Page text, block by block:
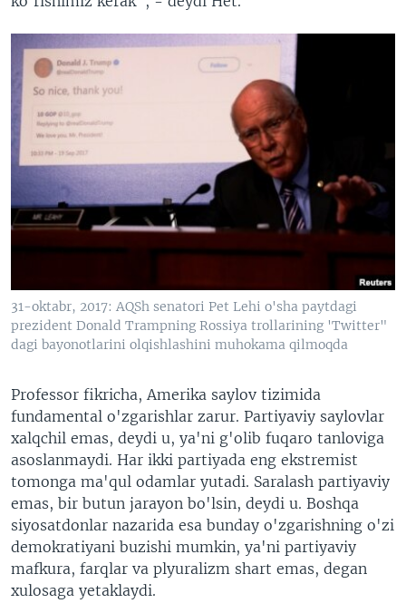
31-oktabr, 2017: AQSh senatori Pet Lehi o'sha paytdagi
prezident Donald Trampning Rossiya trollarining 'Twitter"
dagi bayonotlarini olqishlashini muhokama qilmoqda
Professor fikricha, Amerika saylov tizimida
fundamental o'zgarishlar zarur. Partiyaviy saylovlar
xalqchil emas, deydi u, ya'ni g'olib fuqaro tanloviga
asoslanmaydi. Har ikki partiyada eng ekstremist
tomonga ma'qul odamlar yutadi. Saralash partiyaviy
emas, bir butun jarayon bo'lsin, deydi u. Boshqa
siyosatdonlar nazarida esa bunday o'zgarishning o'zi
demokratiyani buzishi mumkin, ya'ni partiyaviy
mafkura, farqlar va plyuralizm shart emas, degan
xulosaga yetaklaydi.